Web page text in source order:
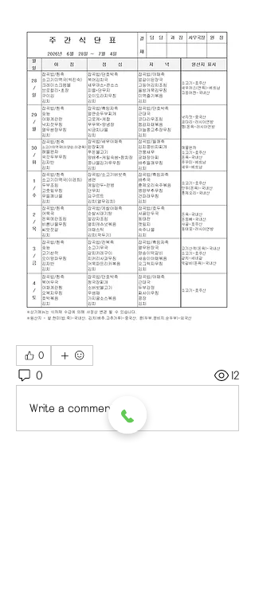
0
0 12
Write a comment...